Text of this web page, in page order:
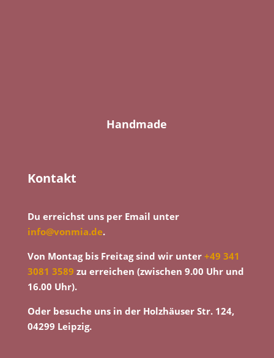
Handmade
Kontakt
Du erreichst uns per Email unter
info@vonmia.de.
Von Montag bis Freitag sind wir unter +49 341
3081 3589 zu erreichen (zwischen 9.00 Uhr und
16.00 Uhr).
Oder besuche uns in der Holzhäuser Str. 124,
04299 Leipzig.